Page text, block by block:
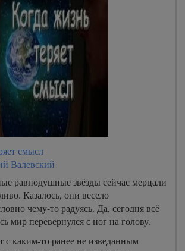
смысл
Валевский
равнодушные звёзды сейчас мерцали
Казалось, они весело
чему-то радуясь. Да, сегодня всё
мир перевернулся с ног на голову.
каким-то ранее не изведанным